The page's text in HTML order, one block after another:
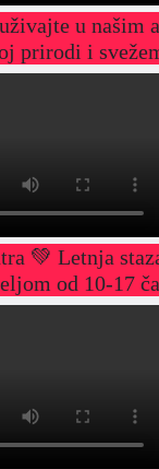
u našim
prirodi i
💚 Letnja
od 10-17